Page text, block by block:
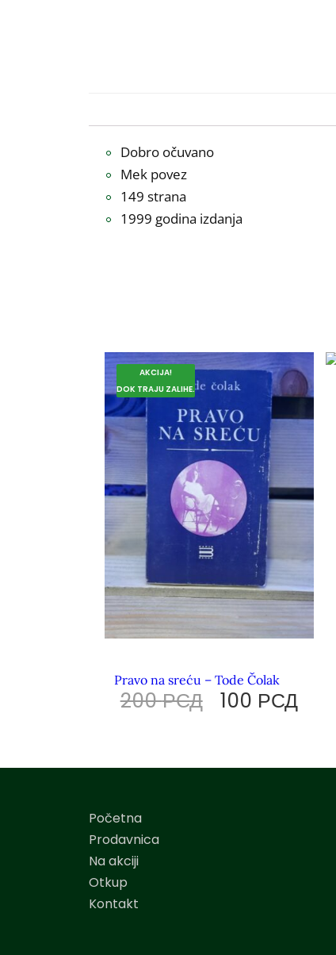
Dobro očuvano
Mek povez
149 strana
1999 godina izdanja
AKCIJA!
DOK TRAJU ZALIHE.
Pravo na sreću – Tode Čolak
200РСД 100 РСД
Početna
Prodavnica
Na akciji
Otkup
Kontakt